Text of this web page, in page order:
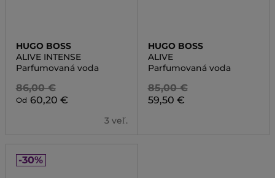
HUGO BOSS
ALIVE INTENSE
Parfumovaná voda
86,00 €
Od 60,20 €
3 veľ.
HUGO BOSS
ALIVE
Parfumovaná voda
85,00 €
59,50 €
-30%